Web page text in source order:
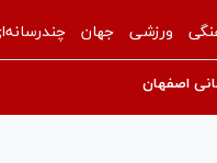
ورزشی جهان
اصفهان